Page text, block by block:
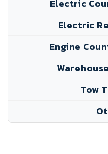
Electric
Electric
Engine
Tow